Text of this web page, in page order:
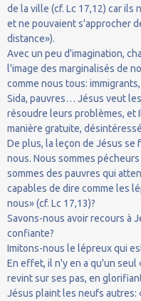
de la ville (cf. Lc 17,12) car
et ne pouvaient s'approcher
distance»).
Avec un peu d'imagination,
l'image des marginalisés de
comme nous tous:
Sida, pauvres… Jésus veut
résoudre leurs problèmes, et
manière gratuite,
De plus, la leçon de Jésus
nous. Nous sommes
sommes des pauvres qui
capables de dire comme les
nous» (cf. Lc 17,13)?
Savons-nous avoir recours à
confiante?
Imitons-nous le lépreux qui
En effet, il n'y en a qu'un
revint sur ses pas, en
Jésus plaint les neufs autres: